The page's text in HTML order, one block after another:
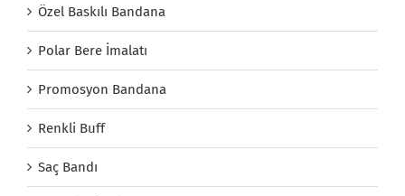
Özel Baskılı Bandana
Polar Bere İmalatı
Promosyon Bandana
Renkli Buff
Saç Bandı